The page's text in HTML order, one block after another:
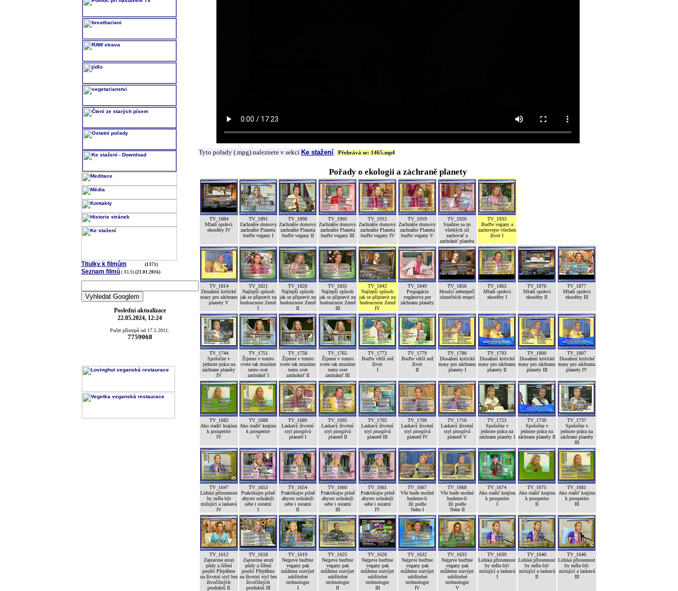
Titulky k filmům (1371)
Seznam filmů (.XLS) (21.01.2016)
Poslední aktualizace
22.05.2024, 12:24
Počet přístupů od 17.5.2011:
7759068
Tyto pořady (.mpg) naleznete v sekci Ke stažení. Přehrává se: 1465.mp4
Pořady o ekologii a záchraně planety
TV_1884
Mladí správci
ekosféry IV
TV_1891
Zachraňte domovy
zachraňte Planetu
buďte vegany I
TV_1898
Zachraňte domovy
zachraňte Planetu
buďte vegany II
TV_1905
Zachraňte domovy
zachraňte Planetu
buďte vegany III
TV_1912
Zachraňte domovy
zachraňte Planetu
buďte vegany IV
TV_1919
Zachraňte domovy
zachraňte Planetu
buďte vegany V
TV_1926
Snažme sa zo
všetkých síl
zachovať a
zachrániť planétu
TV_1933
Buďte vegany a
zachovejte všechen
život I
TV_1814
Dosažení kritické
masy pro záchranu
planety V
TV_1821
Najlepší spůsob
jak se připravit na
budoucnost Země
I
TV_1828
Najlepší spůsob
jak se připravit na
budoucnost Země
II
TV_1835
Najlepší spůsob
jak se připravit na
budoucnost Země
III
TV_1842
Najlepší spůsob
jak se připravit na
budoucnost Země
IV
TV_1849
Propagácia
vegánstva pre
záchranu planéty
TV_1856
Hrozící nebezpečí
slunečních erupcí
TV_1863
Mladí správci
ekosféry I
TV_1870
Mladí správci
ekosféry II
TV_1877
Mladí správci
ekosféry III
TV_1744
Spoločne v
jednote práca na
záchrane planéty
IV
TV_1751
Žijeme v tomto
svete tak musíme
tento svet
zachrániť I
TV_1758
Žijeme v tomto
svete tak musíme
tento svet
zachrániť II
TV_1765
Žijeme v tomto
svete tak musíme
tento svet
zachrániť III
TV_1772
Buďte větší než
život
I
TV_1779
Buďte větší než
život
II
TV_1786
Dosažení kritické
masy pro záchranu
planety I
TV_1793
Dosažení kritické
masy pro záchranu
planety II
TV_1800
Dosažení kritické
masy pro záchranu
planety III
TV_1807
Dosažení kritické
masy pro záchranu
planety IV
TV_1682
Ako riadiť krajinu
k prosperite
IV
TV_1688
Ako riadiť krajinu
k prosperite
V
TV_1689
Laskavý životní
styl prospívá
planetě I
TV_1695
Laskavý životní
styl prospívá
planetě II
TV_1702
Laskavý životní
styl prospívá
planetě III
TV_1709
Laskavý životní
styl prospívá
planetě IV
TV_1716
Laskavý životní
styl prospívá
planetě V
TV_1723
Spoločne v
jednote práca na
záchrane planéty I
TV_1730
Spoločne v
jednote práca na
záchrane planéty II
TV_1737
Spoločne v
jednote práca na
záchrane planéty
III
TV_1647
Lidská přirozenost
by měla být
milující a laskavá
IV
TV_1653
Praktikujte pilně
abyste ochránili
sebe i ostatní
I
TV_1654
Praktikujte pilně
abyste ochránili
sebe i ostatní
II
TV_1660
Praktikujte pilně
abyste ochránili
sebe i ostatní
III
TV_1661
Praktikujte pilně
abyste ochránili
sebe i ostatní
IV
TV_1667
Vše bude možné
budeme-li
žít podle
Nebe I
TV_1668
Vše bude možné
budeme-li
žít podle
Nebe II
TV_1674
Ako riadiť krajinu
k prosperite
I
TV_1675
Ako riadiť krajinu
k prosperite
II
TV_1681
Ako riadiť krajinu
k prosperite
III
TV_1612
Zastavme erozi
půdy a šíření
pouští Přejděme
na životní styl bez
živočišných
produktů II
TV_1618
Zastavme erozi
půdy a šíření
pouští Přejděme
na životní styl bez
živočišných
produktů III
TV_1619
Nejprve buďme
vegany pak
můžeme rozvíjet
udržitelné
technologie
I
TV_1625
Nejprve buďme
vegany pak
můžeme rozvíjet
udržitelné
technologie
II
TV_1626
Nejprve buďme
vegany pak
můžeme rozvíjet
udržitelné
technologie
III
TV_1632
Nejprve buďme
vegany pak
můžeme rozvíjet
udržitelné
technologie
IV
TV_1633
Nejprve buďme
vegany pak
můžeme rozvíjet
udržitelné
technologie
V
TV_1639
Lidská přirozenost
by měla být
milující a laskavá
I
TV_1640
Lidská přirozenost
by měla být
milující a laskavá
II
TV_1646
Lidská přirozenost
by měla být
milující a laskavá
III